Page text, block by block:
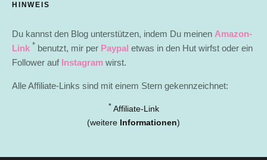
HINWEIS
Du kannst den Blog unterstützen, indem Du meinen Amazon-
Link * benutzt, mir per Paypal etwas in den Hut wirfst oder ein
Follower auf Instagram wirst.
Alle Affiliate-Links sind mit einem Stern gekennzeichnet:
* Affiliate-Link
(weitere Informationen)